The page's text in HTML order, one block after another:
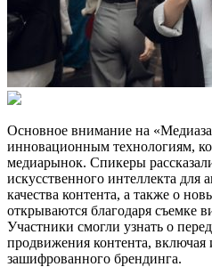
Основное внимание на
инновационным технологиям,
медиарынок. Спикеры
искусственного интеллекта для
качества контента, а также о
открываются благодаря съемке
Участники смогли узнать о
продвижения контента, включая
зашифрованного брендинга.